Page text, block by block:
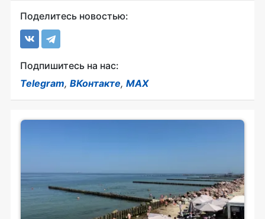
Поделитесь новостью:
Подпишитесь на нас:
Telegram, ВКонтакте, MAX